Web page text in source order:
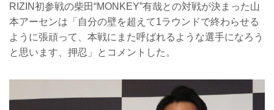
RIZIN初参戦の柴田“MONKEY”有哉との対戦が決まった山
本アーセンは「自分の壁を超えて1ラウンドで終わらせる
ように張頑って、本戦にまた呼ばれるような選手になろう
と思います、押忍」とコメントした。